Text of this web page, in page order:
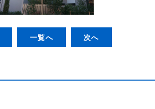
一覧へ 次へ